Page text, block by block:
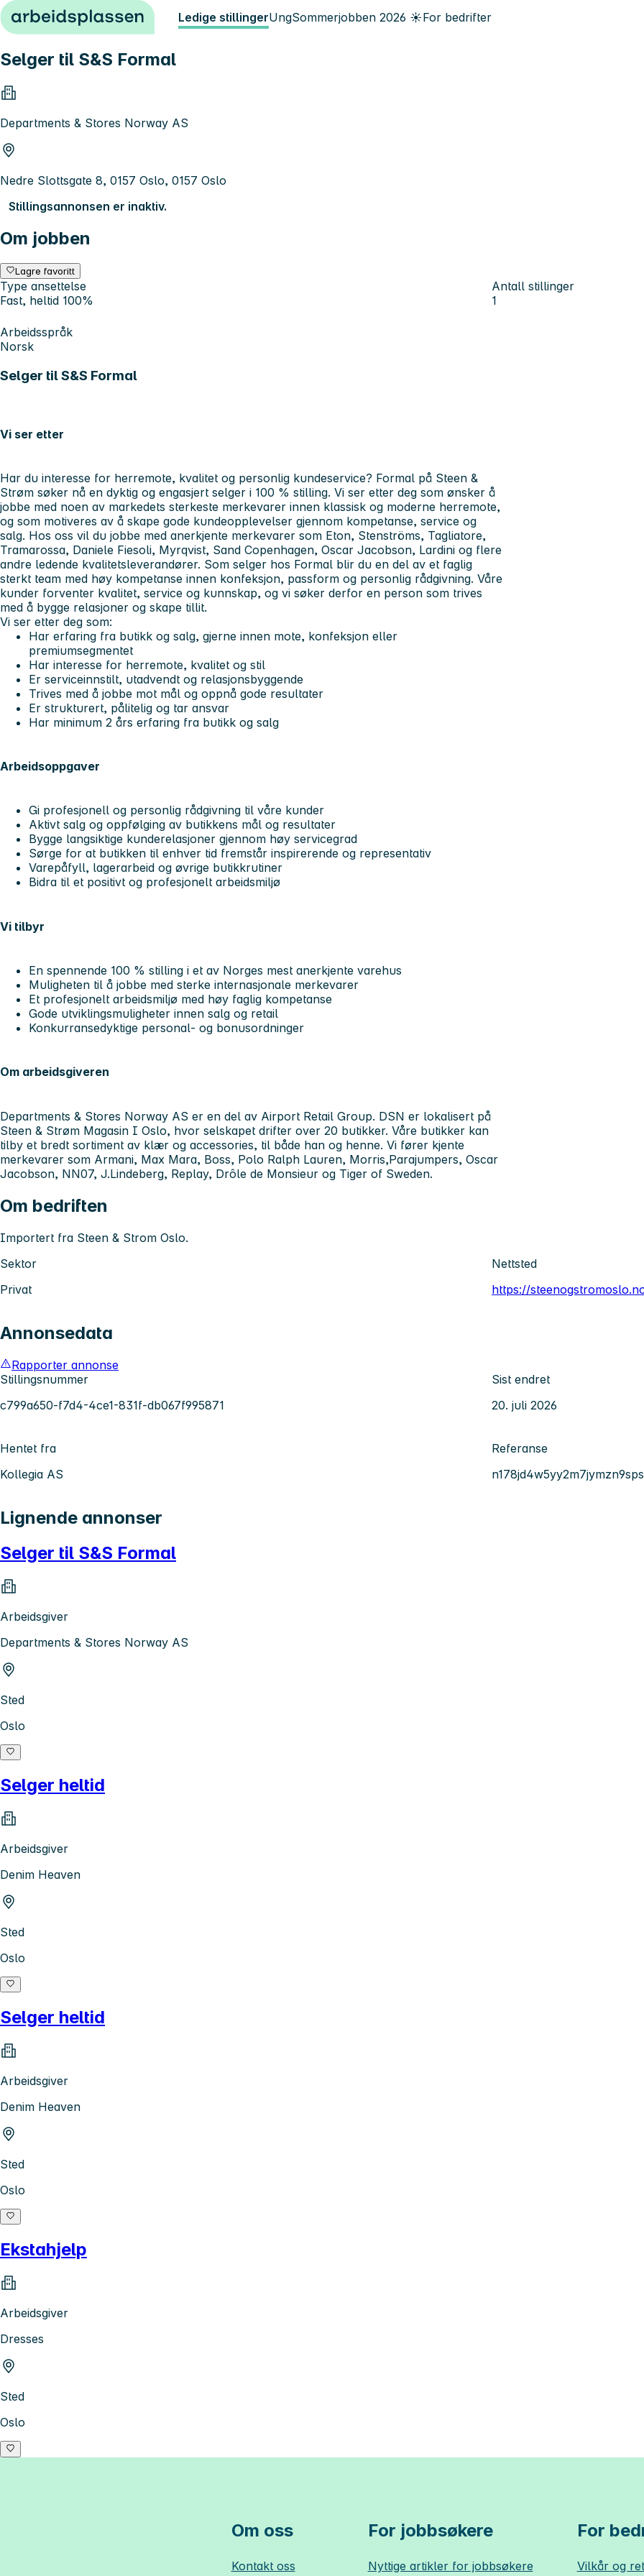
Hopp til innhold Ledige stillingerUngSommerjobben 2026 ☀️For bedrifter
Selger til S&S Formal
Departments & Stores Norway AS
Nedre Slottsgate 8, 0157 Oslo, 0157 Oslo
Stillingsannonsen er inaktiv.
Om jobben
Lagre favoritt
Type ansettelse
Fast, heltid 100%
Antall stillinger
1
Arbeidsspråk
Norsk
Selger til S&S Formal
Vi ser etter
Har du interesse for herremote, kvalitet og personlig kundeservice? Formal på Steen &
Strøm søker nå en dyktig og engasjert selger i 100 % stilling. Vi ser etter deg som ønsker å
jobbe med noen av markedets sterkeste merkevarer innen klassisk og moderne herremote,
og som motiveres av å skape gode kundeopplevelser gjennom kompetanse, service og
salg. Hos oss vil du jobbe med anerkjente merkevarer som Eton, Stenströms, Tagliatore,
Tramarossa, Daniele Fiesoli, Myrqvist, Sand Copenhagen, Oscar Jacobson, Lardini og flere
andre ledende kvalitetsleverandører. Som selger hos Formal blir du en del av et faglig
sterkt team med høy kompetanse innen konfeksjon, passform og personlig rådgivning. Våre
kunder forventer kvalitet, service og kunnskap, og vi søker derfor en person som trives
med å bygge relasjoner og skape tillit.
Vi ser etter deg som:
Har erfaring fra butikk og salg, gjerne innen mote, konfeksjon eller
premiumsegmentet
Har interesse for herremote, kvalitet og stil
Er serviceinnstilt, utadvendt og relasjonsbyggende
Trives med å jobbe mot mål og oppnå gode resultater
Er strukturert, pålitelig og tar ansvar
Har minimum 2 års erfaring fra butikk og salg
Arbeidsoppgaver
Gi profesjonell og personlig rådgivning til våre kunder
Aktivt salg og oppfølging av butikkens mål og resultater
Bygge langsiktige kunderelasjoner gjennom høy servicegrad
Sørge for at butikken til enhver tid fremstår inspirerende og representativ
Varepåfyll, lagerarbeid og øvrige butikkrutiner
Bidra til et positivt og profesjonelt arbeidsmiljø
Vi tilbyr
En spennende 100 % stilling i et av Norges mest anerkjente varehus
Muligheten til å jobbe med sterke internasjonale merkevarer
Et profesjonelt arbeidsmiljø med høy faglig kompetanse
Gode utviklingsmuligheter innen salg og retail
Konkurransedyktige personal- og bonusordninger
Om arbeidsgiveren
Departments & Stores Norway AS er en del av Airport Retail Group. DSN er lokalisert på
Steen & Strøm Magasin I Oslo, hvor selskapet drifter over 20 butikker. Våre butikker kan
tilby et bredt sortiment av klær og accessories, til både han og henne. Vi fører kjente
merkevarer som Armani, Max Mara, Boss, Polo Ralph Lauren, Morris,Parajumpers, Oscar
Jacobson, NN07, J.Lindeberg, Replay, Drôle de Monsieur og Tiger of Sweden.
Om bedriften
Importert fra Steen & Strom Oslo.
Sektor
Privat
Nettsted
https://
Annonsedata
Rapporter annonse
Stillingsnummer
c799a650-f7d4-4ce1-831f-db067f995871
Sist endret
20. juli 2026
Hentet fra
Kollegia AS
Referanse
Lignende annonser
Selger til S&S Formal
Arbeidsgiver
Departments & Stores Norway AS
Sted
Oslo
Selger heltid
Arbeidsgiver
Denim Heaven
Sted
Oslo
Selger heltid
Arbeidsgiver
Denim Heaven
Sted
Oslo
Ekstahjelp
Arbeidsgiver
Dresses
Sted
Oslo
Om oss
Kontakt oss
For jobbsøkere
Nyttige artikler for jobbsøkere
For
Vilkår og